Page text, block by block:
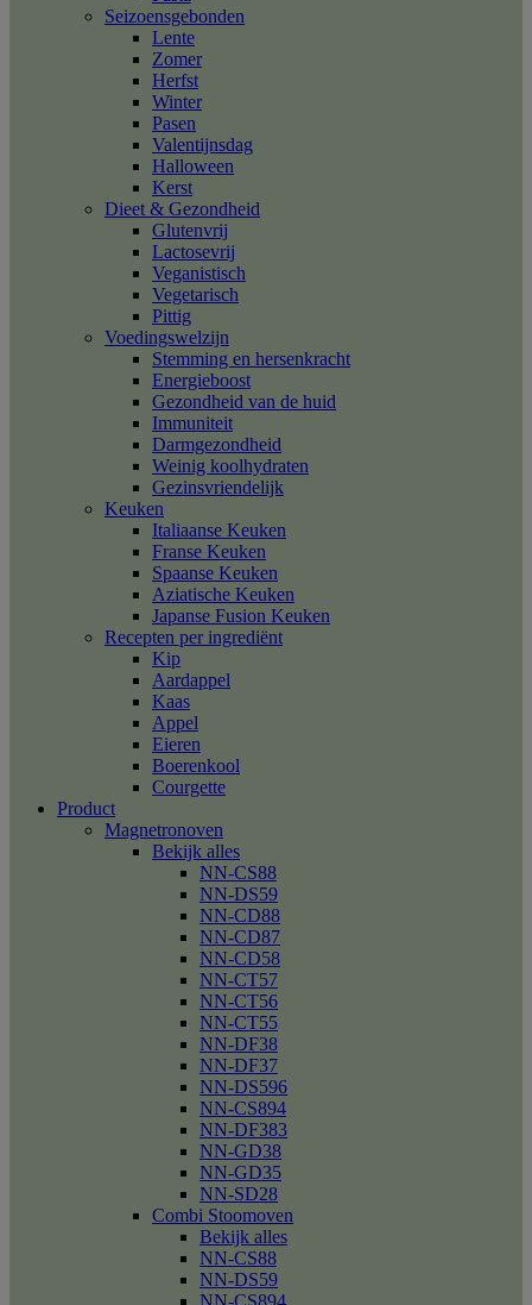
Seizoensgebonden
Lente
Zomer
Herfst
Winter
Pasen
Valentijnsdag
Halloween
Kerst
Dieet & Gezondheid
Glutenvrij
Lactosevrij
Veganistisch
Vegetarisch
Pittig
Voedingswelzijn
Stemming en hersenkracht
Energieboost
Gezondheid van de huid
Immuniteit
Darmgezondheid
Weinig koolhydraten
Gezinsvriendelijk
Keuken
Italiaanse Keuken
Franse Keuken
Spaanse Keuken
Aziatische Keuken
Japanse Fusion Keuken
Recepten per ingrediënt
Kip
Aardappel
Kaas
Appel
Eieren
Boerenkool
Courgette
Product
Magnetronoven
Bekijk alles
NN-CS88
NN-DS59
NN-CD88
NN-CD87
NN-CD58
NN-CT57
NN-CT56
NN-CT55
NN-DF38
NN-DF37
NN-DS596
NN-CS894
NN-DF383
NN-GD38
NN-GD35
NN-SD28
Combi Stoomoven
Bekijk alles
NN-CS88
NN-DS59
NN-CS894